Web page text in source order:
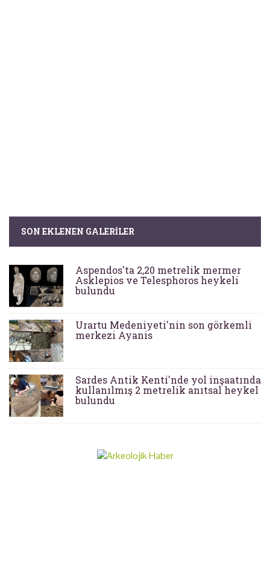
SON EKLENEN GALERILER
Aspendos'ta 2,20 metrelik mermer
Asklepios ve Telesphoros heykeli
bulundu
Urartu Medeniyeti'nin son görkemli
merkezi Ayanis
Sardes Antik Kenti'nde yol inşaatında
kullanılmış 2 metrelik anıtsal heykel
bulundu